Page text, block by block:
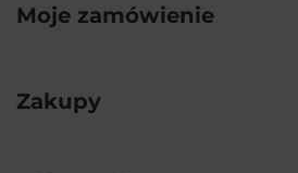
Moje zamówienie
Zakupy